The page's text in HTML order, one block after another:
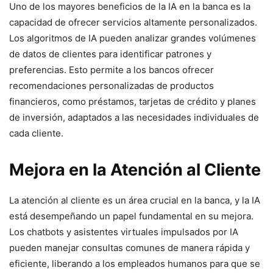
Uno de los mayores beneficios de la IA en la banca es la
capacidad de ofrecer servicios altamente personalizados.
Los algoritmos de IA pueden analizar grandes volúmenes
de datos de clientes para identificar patrones y
preferencias. Esto permite a los bancos ofrecer
recomendaciones personalizadas de productos
financieros, como préstamos, tarjetas de crédito y planes
de inversión, adaptados a las necesidades individuales de
cada cliente.
Mejora en la Atención al Cliente
La atención al cliente es un área crucial en la banca, y la IA
está desempeñando un papel fundamental en su mejora.
Los chatbots y asistentes virtuales impulsados por IA
pueden manejar consultas comunes de manera rápida y
eficiente, liberando a los empleados humanos para que se